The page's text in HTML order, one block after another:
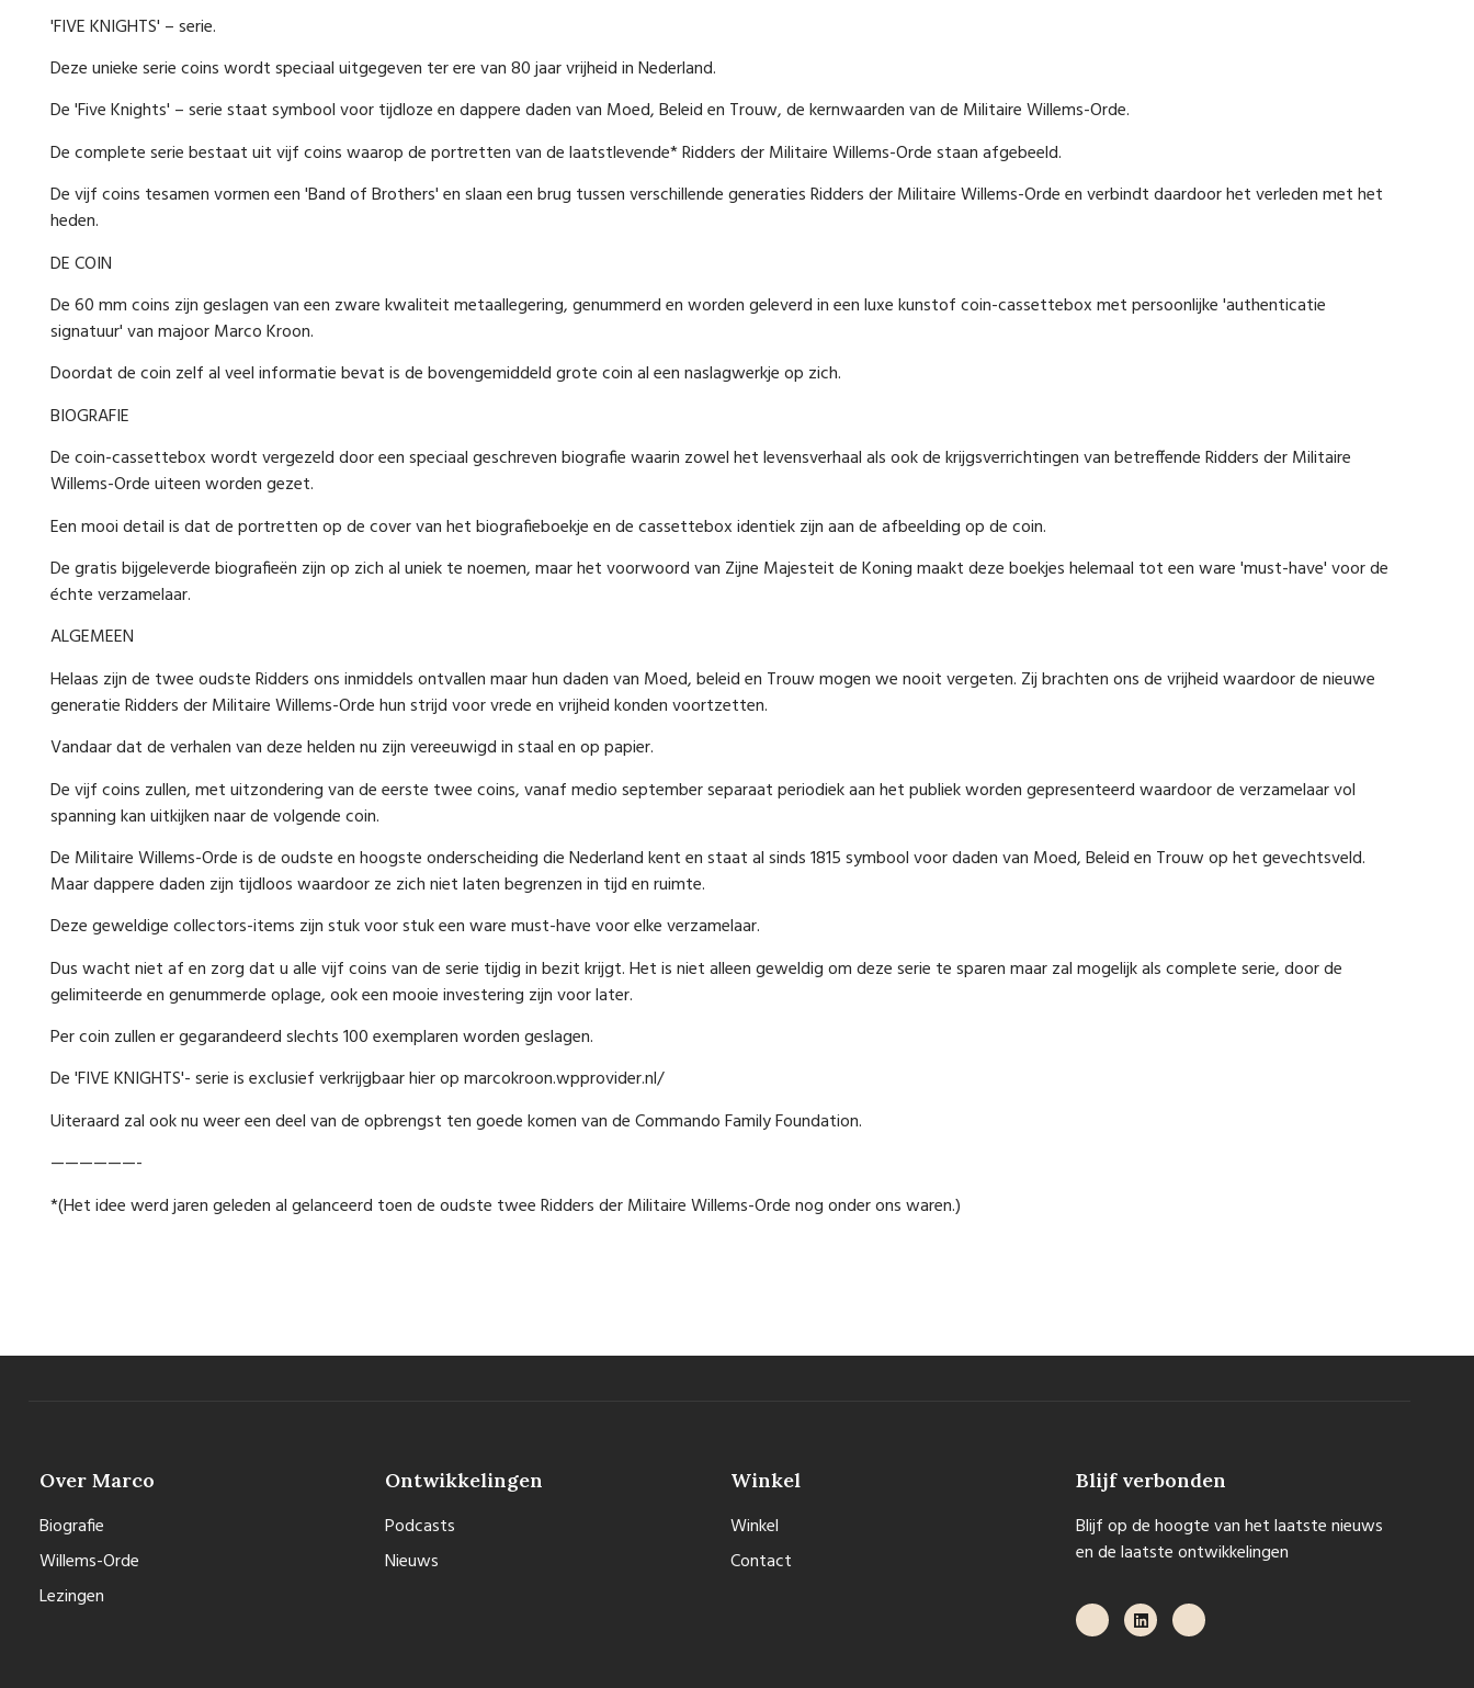
'FIVE KNIGHTS' – serie.
Deze unieke serie coins wordt speciaal uitgegeven ter ere van 80 jaar vrijheid in Nederland.
De 'Five Knights' – serie staat symbool voor tijdloze en dappere daden van Moed, Beleid en Trouw, de kernwaarden van de Militaire Willems-Orde.
De complete serie bestaat uit vijf coins waarop de portretten van de laatstlevende* Ridders der Militaire Willems-Orde staan afgebeeld.
De vijf coins tesamen vormen een 'Band of Brothers' en slaan een brug tussen verschillende generaties Ridders der Militaire Willems-Orde en verbindt daardoor het verleden met het
heden.
DE COIN
De 60 mm coins zijn geslagen van een zware kwaliteit metaallegering, genummerd en worden geleverd in een luxe kunstof coin-cassettebox met persoonlijke 'authenticatie
signatuur' van majoor Marco Kroon.
Doordat de coin zelf al veel informatie bevat is de bovengemiddeld grote coin al een naslagwerkje op zich.
BIOGRAFIE
De coin-cassettebox wordt vergezeld door een speciaal geschreven biografie waarin zowel het levensverhaal als ook de krijgsverrichtingen van betreffende Ridders der Militaire
Willems-Orde uiteen worden gezet.
Een mooi detail is dat de portretten op de cover van het biografieboekje en de cassettebox identiek zijn aan de afbeelding op de coin.
De gratis bijgeleverde biografieën zijn op zich al uniek te noemen, maar het voorwoord van Zijne Majesteit de Koning maakt deze boekjes helemaal tot een ware 'must-have' voor de
échte verzamelaar.
ALGEMEEN
Helaas zijn de twee oudste Ridders ons inmiddels ontvallen maar hun daden van Moed, beleid en Trouw mogen we nooit vergeten. Zij brachten ons de vrijheid waardoor de nieuwe
generatie Ridders der Militaire Willems-Orde hun strijd voor vrede en vrijheid konden voortzetten.
Vandaar dat de verhalen van deze helden nu zijn vereeuwigd in staal en op papier.
De vijf coins zullen, met uitzondering van de eerste twee coins, vanaf medio september separaat periodiek aan het publiek worden gepresenteerd waardoor de verzamelaar vol
spanning kan uitkijken naar de volgende coin.
De Militaire Willems-Orde is de oudste en hoogste onderscheiding die Nederland kent en staat al sinds 1815 symbool voor daden van Moed, Beleid en Trouw op het gevechtsveld.
Maar dappere daden zijn tijdloos waardoor ze zich niet laten begrenzen in tijd en ruimte.
Deze geweldige collectors-items zijn stuk voor stuk een ware must-have voor elke verzamelaar.
Dus wacht niet af en zorg dat u alle vijf coins van de serie tijdig in bezit krijgt. Het is niet alleen geweldig om deze serie te sparen maar zal mogelijk als complete serie, door de
gelimiteerde en genummerde oplage, ook een mooie investering zijn voor later.
Per coin zullen er gegarandeerd slechts 100 exemplaren worden geslagen.
De 'FIVE KNIGHTS'- serie is exclusief verkrijgbaar hier op marcokroon.wpprovider.nl/
Uiteraard zal ook nu weer een deel van de opbrengst ten goede komen van de Commando Family Foundation.
——————-
*(Het idee werd jaren geleden al gelanceerd toen de oudste twee Ridders der Militaire Willems-Orde nog onder ons waren.)
Over Marco
Biografie
Willems-Orde
Lezingen
Ontwikkelingen
Podcasts
Nieuws
Winkel
Winkel
Contact
Blijf verbonden
Blijf op de hoogte van het laatste nieuws
en de laatste ontwikkelingen